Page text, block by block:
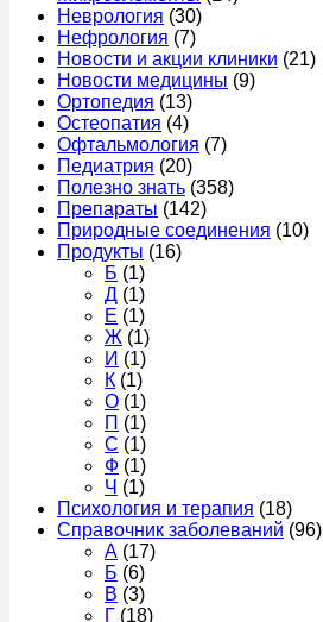
Неврология (30)
Нефрология (7)
Новости и акции клиники (21)
Новости медицины (9)
Ортопедия (13)
Остеопатия (4)
Офтальмология (7)
Педиатрия (20)
Полезно знать (358)
Препараты (142)
Природные соединения (10)
Продукты (16)
Б (1)
Д (1)
Е (1)
Ж (1)
И (1)
К (1)
О (1)
П (1)
С (1)
Ф (1)
Ч (1)
Психология и терапия (18)
Справочник заболеваний (96)
А (17)
Б (6)
В (3)
Г (18)